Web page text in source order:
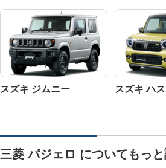
スズキ ジムニー スズキ ハ
三菱 パジェロ についてもっと